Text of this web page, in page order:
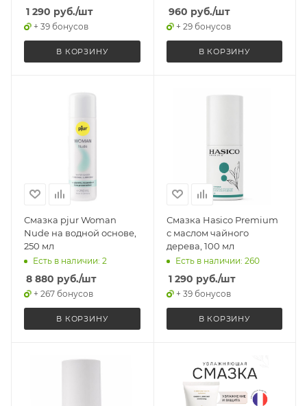
1 290 руб./шт
+ 39 бонусов
В КОРЗИНУ
960 руб./шт
+ 29 бонусов
В КОРЗИНУ
Смазка pjur Woman
Nude на водной основе,
250 мл
Есть в наличии: 2
8 880 руб./шт
+ 267 бонусов
В КОРЗИНУ
Смазка Hasico Premium
с маслом чайного
дерева, 100 мл
Есть в наличии: 260
1 290 руб./шт
+ 39 бонусов
В КОРЗИНУ